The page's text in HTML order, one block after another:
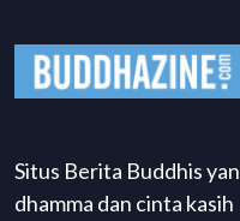
Situs Berita Buddhis
dhamma dan cinta kasih